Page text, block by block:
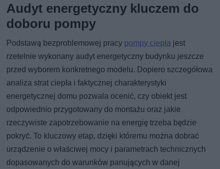
Audyt energetyczny kluczem do
doboru pompy
Podstawą bezproblemowej pracy pompy ciepła jest
rzetelnie wykonany audyt energetyczny budynku jeszcze
przed wyborem konkretnego modelu. Dopiero szczegółowa
analiza strat ciepła i faktycznej charakterystyki
energetycznej domu pozwala ocenić, czy obiekt jest
odpowiednio przygotowany do montażu oraz jakie
rzeczywiste zapotrzebowanie na energię trzeba będzie
pokryć. To kluczowy etap, dzięki któremu można dobrać
urządzenie o właściwej mocy i parametrach technicznych
dopasowanych do warunków panujących w danej